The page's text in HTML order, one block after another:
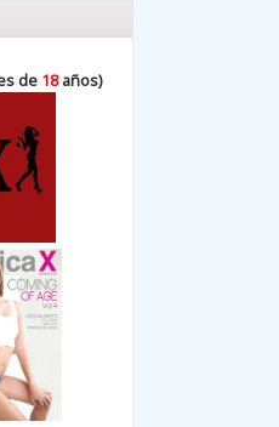
de 18años)